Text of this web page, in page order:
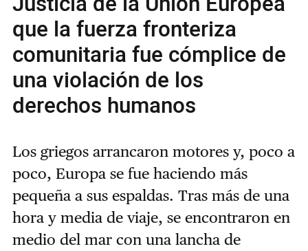
que la fuerza fronteriza
comunitaria fue cómplice de
una violación de los
derechos humanos
Los griegos arrancaron motores y, poco a
poco, Europa se fue haciendo más
pequeña a sus espaldas. Tras más de una
hora y media de viaje, se encontraron en
medio del mar con una lancha de